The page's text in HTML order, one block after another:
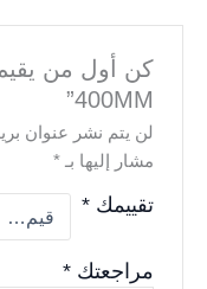
كن أول من
400MM”
لن يتم نشر عنوان
مشار إليها بـ*
تقييمك*
مراجعتك*